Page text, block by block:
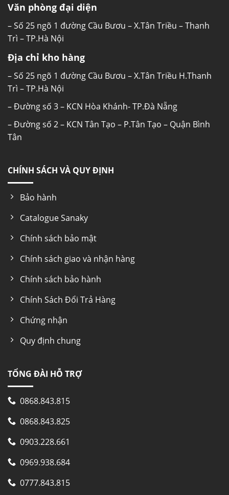
Văn phòng đại diện
– Số 25 ngõ 1 đường Cầu Bươu – X.Tân Triều – Thanh
Trì – TP.Hà Nội
Địa chỉ kho hàng
– Số 25 ngõ 1 đường Cầu Bươu – X.Tân Triều H.Thanh
Trì – TP.Hà Nội
– Đường số 3 – KCN Hòa Khánh- TP.Đà Nẵng
– Đường số 2 – KCN Tân Tạo – P.Tân Tạo – Quận Bình
Tân
CHÍNH SÁCH VÀ QUY ĐỊNH
Bảo hành
Catalogue Sanaky
Chính sách bảo mật
Chính sách giao và nhận hàng
Chính sách bảo hành
Chính Sách Đổi Trả Hàng
Chứng nhận
Quy định chung
TỔNG ĐÀI HỖ TRỢ
0868.843.815
0868.843.825
0903.228.661
0969.938.684
0777.843.815